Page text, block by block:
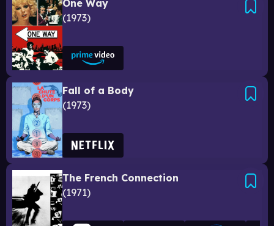
One Way
1973
Fall of a Body
1973
The French Connection
1971